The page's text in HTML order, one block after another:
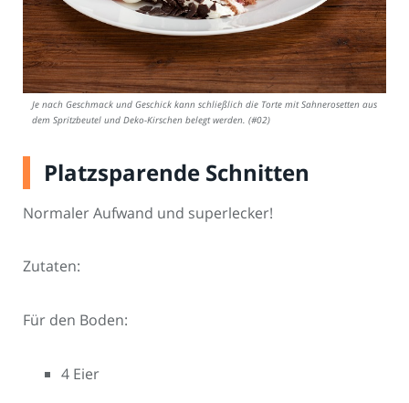
Je nach Geschmack und Geschick kann schließlich die Torte mit Sahnerosetten aus
dem Spritzbeutel und Deko-Kirschen belegt werden. (#02)
Platzsparende Schnitten
Normaler Aufwand und superlecker!
Zutaten:
Für den Boden:
4 Eier